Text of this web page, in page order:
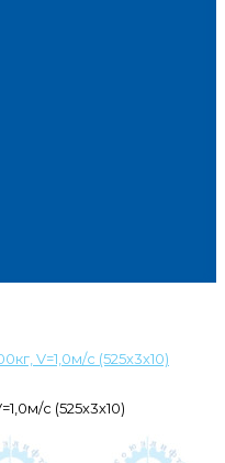
V=1,0м/с (525х3х10)
с (525х3х10)